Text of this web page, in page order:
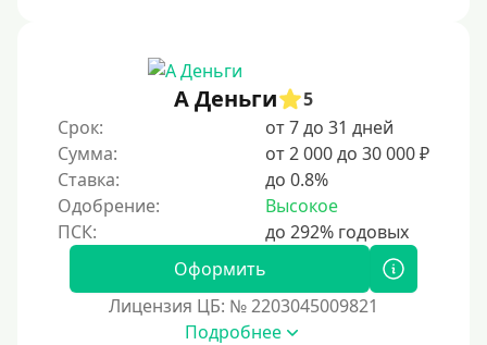
А Деньги
5
Срок:
от 7 до 31 дней
Сумма:
от 2 000 до 30 000 ₽
Ставка:
до 0.8%
Одобрение:
Высокое
Оформить
Лицензия ЦБ: № 2203045009821
Подробнее